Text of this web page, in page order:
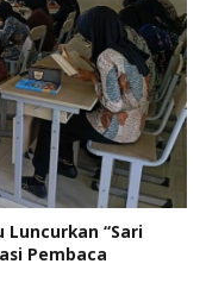
Luncurkan “Sari
Pembaca